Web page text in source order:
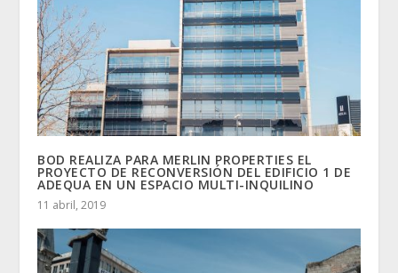
BOD REALIZA PARA MERLIN PROPERTIES EL
PROYECTO DE RECONVERSIÓN DEL EDIFICIO 1 DE
ADEQUA EN UN ESPACIO MULTI-INQUILINO
11 abril, 2019